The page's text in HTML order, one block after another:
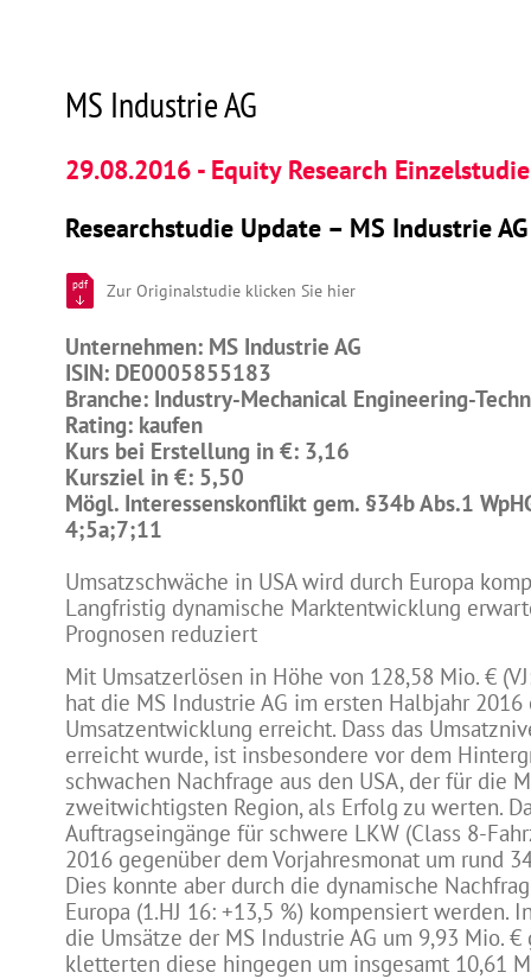
MS Industrie AG
29.08.2016 - Equity Research
Researchstudie Update – MS Industrie AG
pdf Zur Originalstudie klicken Sie hier
Unternehmen: MS Industrie AG
ISIN: DE0005855183
Branche: Industry-Mechanical Engineering-
Rating: kaufen
Kurs bei Erstellung in €: 3,16
Kursziel in €: 5,50
Mögl. Interessenskonflikt gem. §34b Abs.1
4;5a;7;11
Umsatzschwäche in USA wird durch Europa
Langfristig dynamische Marktentwicklung
Prognosen reduziert
Mit Umsatzerlösen in Höhe von 128,58 Mio. €
hat die MS Industrie AG im ersten Halbjahr
Umsatzentwicklung erreicht. Dass das
erreicht wurde, ist insbesondere vor dem
schwachen Nachfrage aus den USA, der für die
zweitwichtigsten Region, als Erfolg zu werten.
Auftragseingänge für schwere LKW (Class 8-
2016 gegenüber dem Vorjahresmonat um rund
Dies konnte aber durch die dynamische
Europa (1.HJ 16: +13,5 %) kompensiert werden.
die Umsätze der MS Industrie AG um 9,93 Mio.
kletterten diese hingegen um insgesamt 10,61